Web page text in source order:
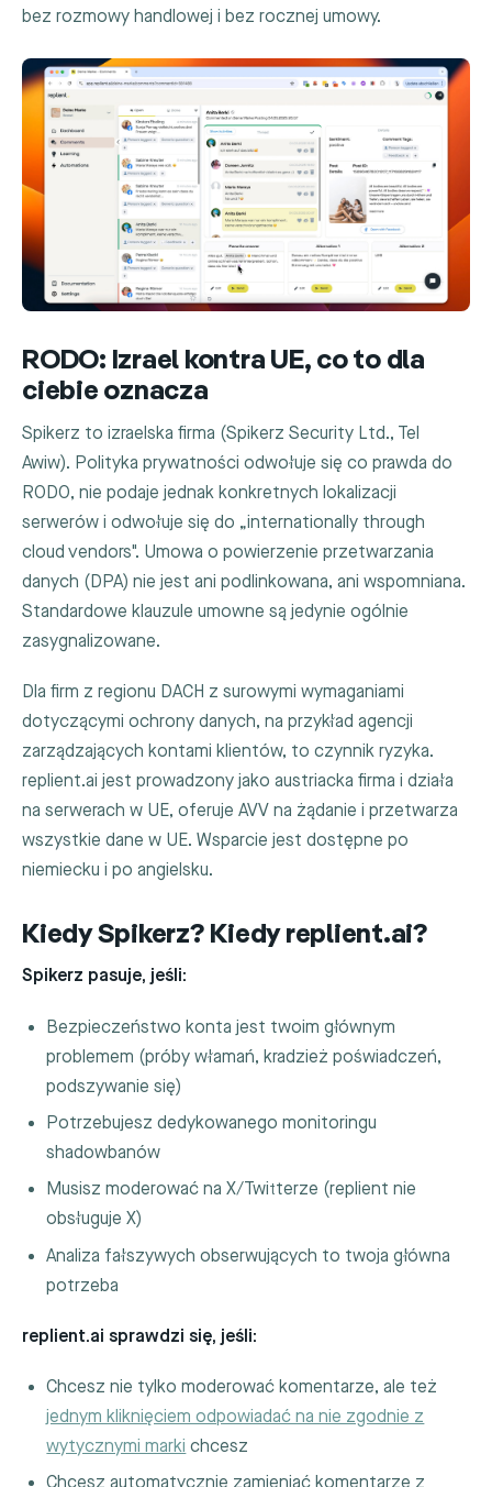
bez rozmowy handlowej i bez rocznej umowy.
RODO: Izrael kontra UE, co to dla
ciebie oznacza
Spikerz to izraelska firma (Spikerz Security Ltd., Tel
Awiw). Polityka prywatności odwołuje się co prawda do
RODO, nie podaje jednak konkretnych lokalizacji
serwerów i odwołuje się do „internationally through
cloud vendors". Umowa o powierzenie przetwarzania
danych (DPA) nie jest ani podlinkowana, ani wspomniana.
Standardowe klauzule umowne są jedynie ogólnie
zasygnalizowane.
Dla firm z regionu DACH z surowymi wymaganiami
dotyczącymi ochrony danych, na przykład agencji
zarządzających kontami klientów, to czynnik ryzyka.
replient.ai jest prowadzony jako austriacka firma i działa
na serwerach w UE, oferuje AVV na żądanie i przetwarza
wszystkie dane w UE. Wsparcie jest dostępne po
niemiecku i po angielsku.
Kiedy Spikerz? Kiedy replient.ai?
Spikerz pasuje, jeśli:
Bezpieczeństwo konta jest twoim głównym
problemem (próby włamań, kradzież poświadczeń,
podszywanie się)
Potrzebujesz dedykowanego monitoringu
shadowbanów
Musisz moderować na X/Twitterze (replient nie
obsługuje X)
Analiza fałszywych obserwujących to twoja główna
potrzeba
replient.ai sprawdzi się, jeśli:
Chcesz nie tylko moderować komentarze, ale też
jednym kliknięciem odpowiadać na nie zgodnie z
wytycznymi marki chcesz